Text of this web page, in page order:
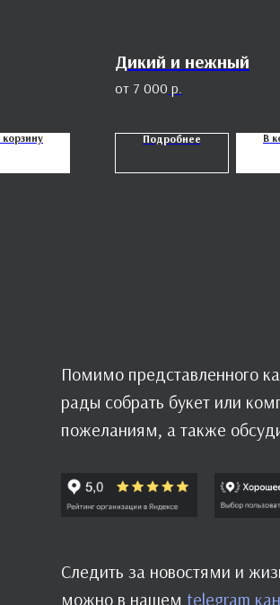
корзину
Дикий и нежный
7 000 р.
Подробнее В
Помимо представленного
рады собрать букет или
пожеланиям, а также
Следить за новостями и
можно в нашем telegram